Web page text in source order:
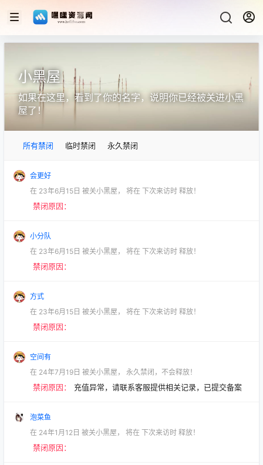
小黑屋
如果在这里，看到了你的名字，说明你已经被关进小黑
屋了！
所有禁闭 临时禁闭 永久禁闭
会更好
在 23年6月15日 被关小黑屋， 将在 下次来访时 释放！
禁闭原因：
小分队
在 23年6月15日 被关小黑屋， 将在 下次来访时 释放！
禁闭原因：
方式
在 23年6月15日 被关小黑屋， 将在 下次来访时 释放！
禁闭原因：
空间有
在 24年7月19日 被关小黑屋， 永久禁闭，不会释放！
禁闭原因： 充值异常，请联系客服提供相关记录，已提交备案
泡菜鱼
在 24年1月12日 被关小黑屋， 将在 下次来访时 释放！
禁闭原因：